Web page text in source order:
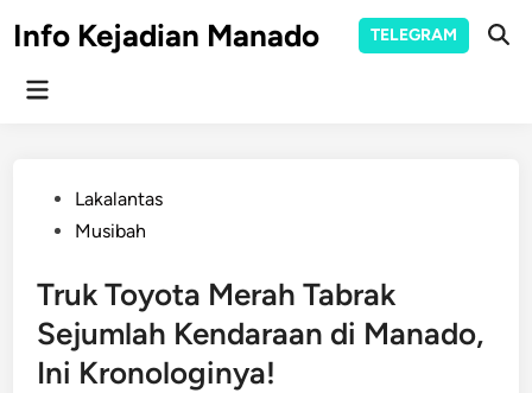
toInfo Kejadian Manado TELEGRAM
Main
PostedLakalantas
Musibah
Truk Toyota Merah Tabrak
Sejumlah Kendaraan di Manado,
Ini Kronologinya!